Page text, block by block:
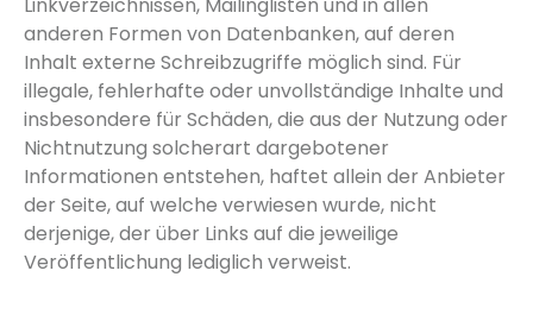
Linkverzeichnissen, Mailinglisten und in allen
anderen Formen von Datenbanken, auf deren
Inhalt externe Schreibzugriffe möglich sind. Für
illegale, fehlerhafte oder unvollständige Inhalte und
insbesondere für Schäden, die aus der Nutzung oder
Nichtnutzung solcherart dargebotener
Informationen entstehen, haftet allein der Anbieter
der Seite, auf welche verwiesen wurde, nicht
derjenige, der über Links auf die jeweilige
Veröffentlichung lediglich verweist.